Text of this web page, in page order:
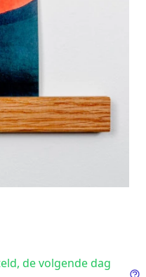
de volgende dag